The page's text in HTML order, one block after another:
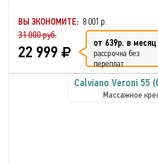
ВЫ ЭКОНОМИТЕ: 8 001 р.
31 000 руб.
22 999 от 639р. в месяц
рассрочка без
переплат
Calviano Veroni 55
Массажное